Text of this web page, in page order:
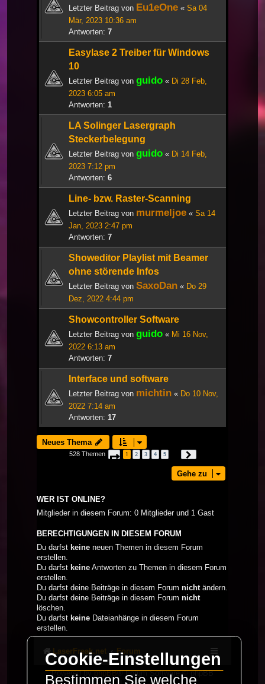
Letzter Beitrag von Eu1eOne « Sa 04
Mär, 2023 10:36 am
Antworten: 7
Easylase 2 Treiber für Windows
10
Letzter Beitrag von guido « Di 28 Feb,
2023 6:05 am
Antworten: 1
LA Solinger Lasergraph
Steckerbelegung
Letzter Beitrag von guido « Di 14 Feb,
2023 7:12 pm
Antworten: 6
Line- bzw. Raster-Scanning
Letzter Beitrag von murmeljoe « Sa 14
Jan, 2023 2:47 pm
Antworten: 7
Showeditor Playlist mit Beamer
ohne störende Infos
Letzter Beitrag von SaxoDan « Do 29
Dez, 2022 4:44 pm
Showcontroller Software
Letzter Beitrag von guido « Mi 16 Nov,
2022 6:13 am
Antworten: 7
Interface und software
Letzter Beitrag von michtin « Do 10 Nov,
2022 7:14 am
Antworten: 17
Neues Thema
528 Themen Seite 1von 18
1 2 3 4 5
Gehe zu
WER IST ONLINE?
Mitglieder in diesem Forum: 0 Mitglieder und 1 Gast
BERECHTIGUNGEN IN DIESEM FORUM
Du darfst keine neuen Themen in diesem Forum
erstellen.
Du darfst keine Antworten zu Themen in diesem Forum
erstellen.
Du darfst deine Beiträge in diesem Forum nicht ändern.
Du darfst deine Beiträge in diesem Forum nicht
löschen.
Du darfst keine Dateianhänge in diesem Forum
erstellen.
LaserFreak.net Forum
Powered byphpBB® Forum Software © phpBB
Cookie-Einstellungen
Bestimmen Sie welche